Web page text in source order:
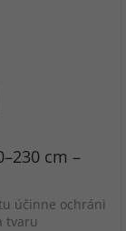
cm –
účinne ochráni
tvaru